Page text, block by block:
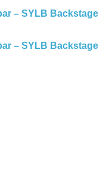
– SYLB Backstage
– SYLB Backstage